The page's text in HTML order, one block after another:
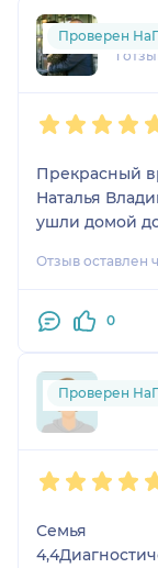
1
Проверен
Прекрасный
Наталья
ушли домой
Отзыв оставлен
0
Проверен
Семья